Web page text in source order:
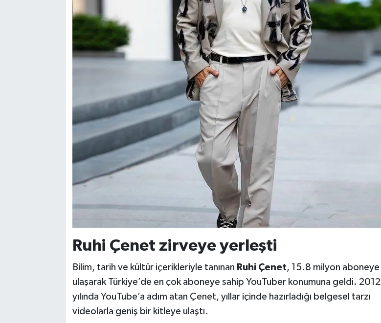
Ruhi Çenet zirveye yerleşti
Bilim, tarih ve kültür içerikleriyle tanınan Ruhi Çenet, 15.8 milyon aboneye
ulaşarak Türkiye’de en çok aboneye sahip YouTuber konumuna geldi. 2012
yılında YouTube’a adım atan Çenet, yıllar içinde hazırladığı belgesel tarzı
videolarla geniş bir kitleye ulaştı.